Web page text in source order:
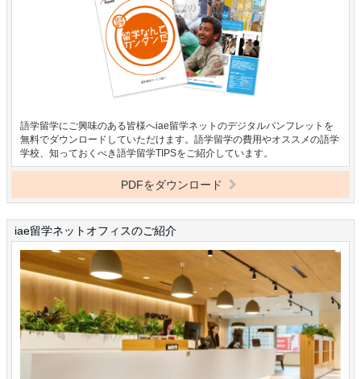
語学留学にご興味のある皆様へiae留学ネットのデジタルパンフレットを
無料でダウンロードしていただけます。語学留学の費用やオススメの語学
学校、知っておくべき語学留学TIPSをご紹介しています。
PDFをダウンロード
iae留学ネットオフィスのご紹介